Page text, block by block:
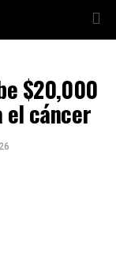
$20,000
el cáncer